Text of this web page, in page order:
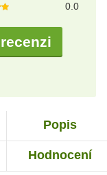
0.0
Popis
Hodnocení